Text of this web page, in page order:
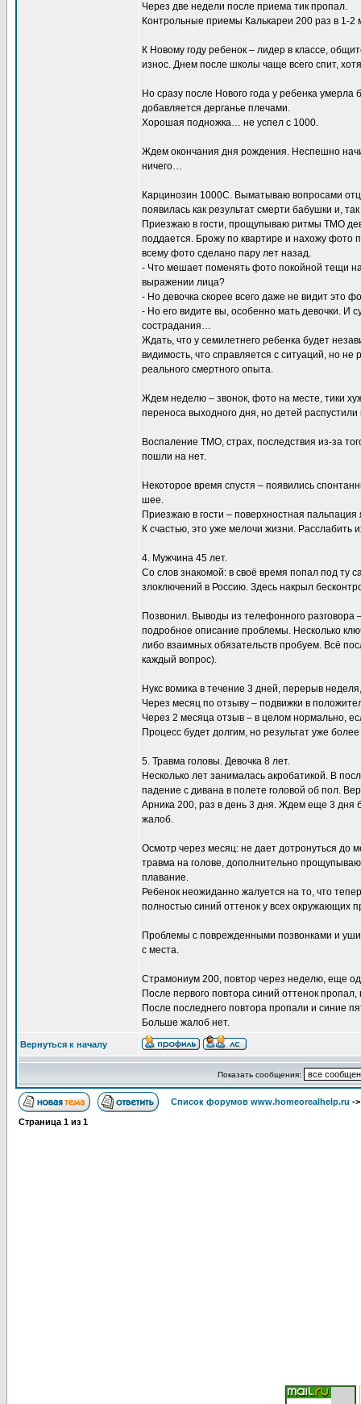
Через две недели после приема тик пропал.
Контрольные приемы Калькареи 200 раз в 1-2
К Новому году ребенок – лидер в классе,
износ. Днем после школы чаще всего спит,
Но сразу после Нового года у ребенка
добавляется дерганье плечами.
Хорошая подножка… не успел с 1000.
Ждем окончания дня рождения. Неспешно
ничего…
Карцинозин 1000С. Выматываю вопросами
появилась как результат смерти бабушки и,
Приезжаю в гости, прощупываю ритмы ТМО
поддается. Брожу по квартире и нахожу фото
всему фото сделано пару лет назад.
- Что мешает поменять фото покойной тещи
выражении лица?
- Но девочка скорее всего даже не видит это
- Но его видите вы, особенно мать девочки. И
сострадания…
Ждать, что у семилетнего ребенка будет
видимость, что справляется с ситуаций, но
реального смертного опыта.
Ждем неделю – звонок, фото на месте, тики
переноса выходного дня, но детей
Воспаление ТМО, страх, последствия из-за
пошли на нет.
Некоторое время спустя – появились
шее.
Приезжаю в гости – поверхностная
К счастью, это уже мелочи жизни.
4. Мужчина 45 лет.
Со слов знакомой: в своё время попал под ту
злоключений в Россию. Здесь накрыл
Позвонил. Выводы из телефонного разговора
подробное описание проблемы. Несколько
либо взаимных обязательств пробуем. Всё
каждый вопрос).
Нукс вомика в течение 3 дней, перерыв
Через месяц по отзыву – подвижки в
Через 2 месяца отзыв – в целом нормально,
Процесс будет долгим, но результат уже
5. Травма головы. Девочка 8 лет.
Несколько лет занималась акробатикой. В
падение с дивана в полете головой об пол.
Арника 200, раз в день 3 дня. Ждем еще 3 дня
жалоб.
Осмотр через месяц: не дает дотронуться до
травма на голове, дополнительно
плавание.
Ребенок неожиданно жалуется на то, что
полностью синий оттенок у всех окружающих
Проблемы с поврежденными позвонками и
с места.
Страмониум 200, повтор через неделю, еще
После первого повтора синий оттенок
После последнего повтора пропали и синие
Больше жалоб нет.
Вернуться к началу
Показать сообщения:
Список форумов www.homeorealhelp.ru -
Страница 1 из 1